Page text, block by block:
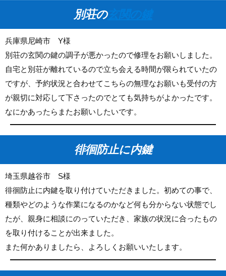
別荘の玄関の鍵
兵庫県尼崎市 Y様
別荘の玄関の鍵の調子が悪かったので修理をお願いしました。
自宅と別荘が離れているので立ち会える時間が限られていたの
ですが、予約状況と合わせてこちらの無理なお願いも受付の方
が親切に対応して下さったのでとても気持ちがよかったです。
なにかあったらまたお願いしたいです。
徘徊防止に内鍵
埼玉県越谷市 S様
徘徊防止に内鍵を取り付けていただきました。初めての事で、
種類やどのような作業になるのかなど何も分からない状態でし
たが、親身に相談にのっていただき、家族の状況に合ったもの
を取り付けることが出来ました。
また何かありましたら、よろしくお願いいたします。